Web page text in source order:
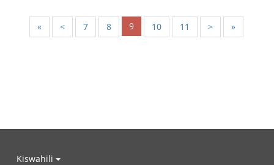
« < 7 8 9 10 11 > »
Kiswahili